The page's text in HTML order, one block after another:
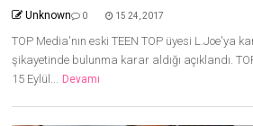
Unknown 0 15 24, 2017
TOP Media'nın eski TEEN TOP üyesi L.Joe'ya
şikayetinde bulunma karar aldığı açıklandı.
15 Eylül... Devamı